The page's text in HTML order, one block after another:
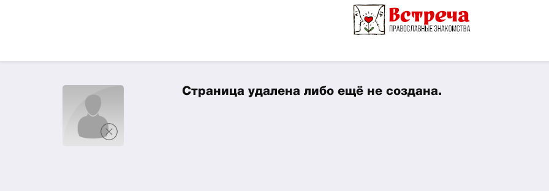
Страница удалена либо ещё не создана.